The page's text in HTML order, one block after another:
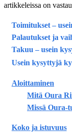
artikkeleissa on
Toimitukset –
Palautukset ja
Takuu – usein
Usein kysyttyjä
Aloittaminen
Mitä Oura
Missä Oura-
Koko ja istuvuus